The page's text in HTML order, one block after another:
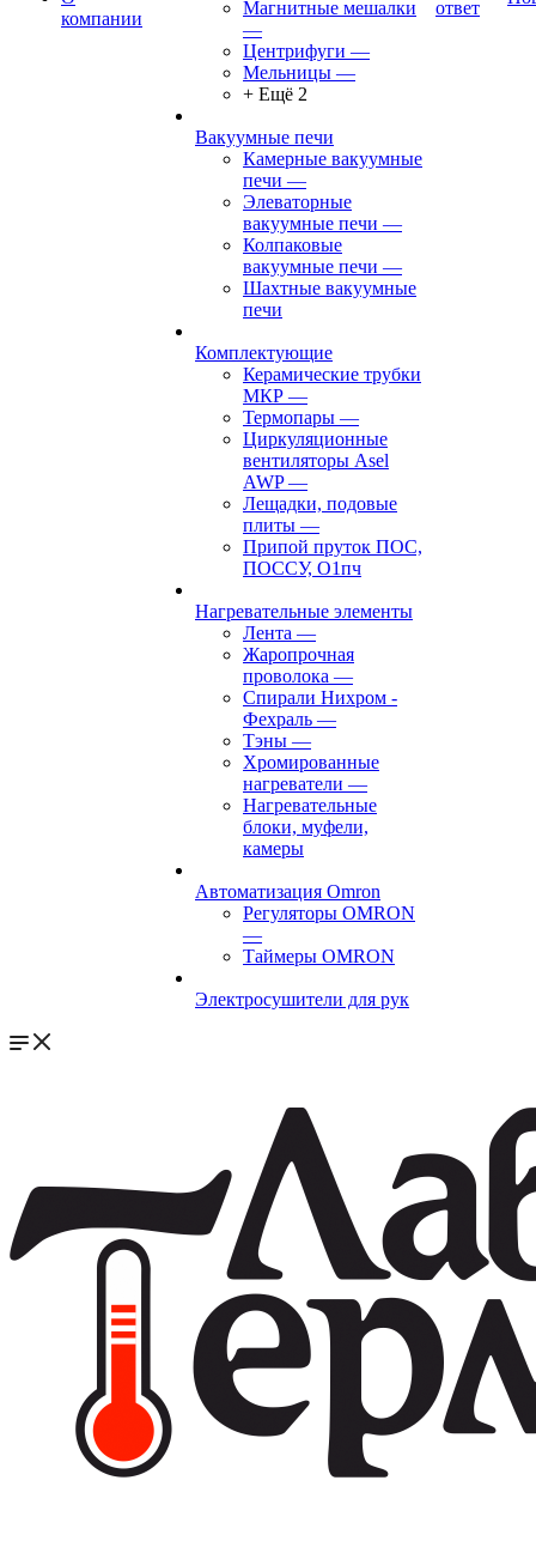
компании
Магнитные мешалки
—
Центрифуги —
Мельницы —
+ Ещё 2
Вакуумные печи
Камерные вакуумные
печи —
Элеваторные
вакуумные печи —
Колпаковые
вакуумные печи —
Шахтные вакуумные
печи
Комплектующие
Керамические трубки
МКР —
Термопары —
Циркуляционные
вентиляторы Asel
AWP—
Лещадки, подовые
плиты —
Припой пруток ПОС,
ПОССУ, О1пч
Нагревательные элементы
Лента —
Жаропрочная
проволока —
Спирали Нихром -
Фехраль —
Тэны —
Хромированные
нагреватели —
Нагревательные
блоки, муфели,
камеры
Автоматизация Omron
Регуляторы OMRON
—
Таймеры OMRON
Электросушители для рук
ответ